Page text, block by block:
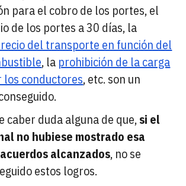
para el cobro de los portes, el
de los portes a 30 días, la
del transporte en función del
, la prohibición de la carga
los conductores, etc. son un
caber duda alguna de que,si el
no hubiese mostrado esa
alcanzados, no se
estos logros.